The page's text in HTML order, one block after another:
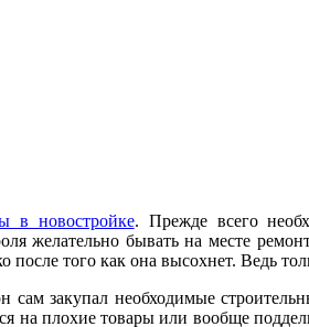
в новостройке. Прежде всего
желательно бывать на месте
того как она высохнет. Ведь
закупал необходимые
на плохие товары или вообще